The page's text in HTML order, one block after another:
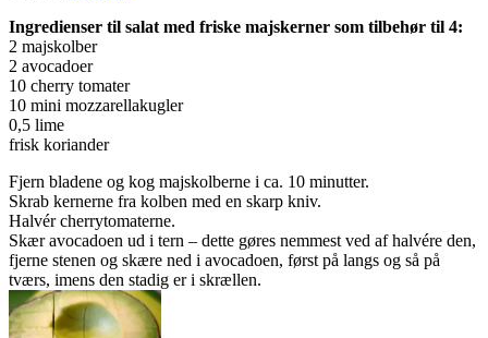
Ingredienser til salat med friske majskerner som tilbehør til 4:
2 majskolber
2 avocadoer
10 cherry tomater
10 mini mozzarellakugler
0,5 lime
frisk koriander
Fjern bladene og kog majskolberne i ca. 10 minutter.
Skrab kernerne fra kolben med en skarp kniv.
Halvér cherrytomaterne.
Skær avocadoen ud i tern – dette gøres nemmest ved af halvére den,
fjerne stenen og skære ned i avocadoen, først på langs og så på
tværs, imens den stadig er i skrællen.